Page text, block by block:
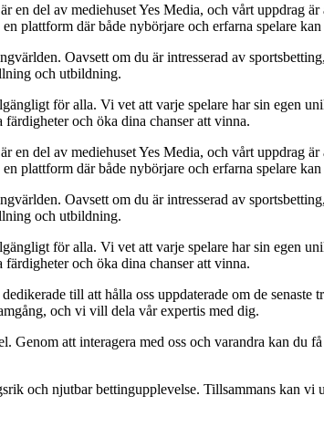
del av mediehuset Yes Media, och vårt uppdrag
plattform där både nybörjare och erfarna spelare
Oavsett om du är intresserad av
och utbildning.
för alla. Vi vet att varje spelare har sin egen
och öka dina chanser att vinna.
del av mediehuset Yes Media, och vårt uppdrag
plattform där både nybörjare och erfarna spelare
Oavsett om du är intresserad av
och utbildning.
för alla. Vi vet att varje spelare har sin egen
och öka dina chanser att vinna.
till att hålla oss uppdaterade om de
och vi vill dela vår expertis med dig.
att interagera med oss och varandra kan du
och njutbar bettingupplevelse. Tillsammans kan vi